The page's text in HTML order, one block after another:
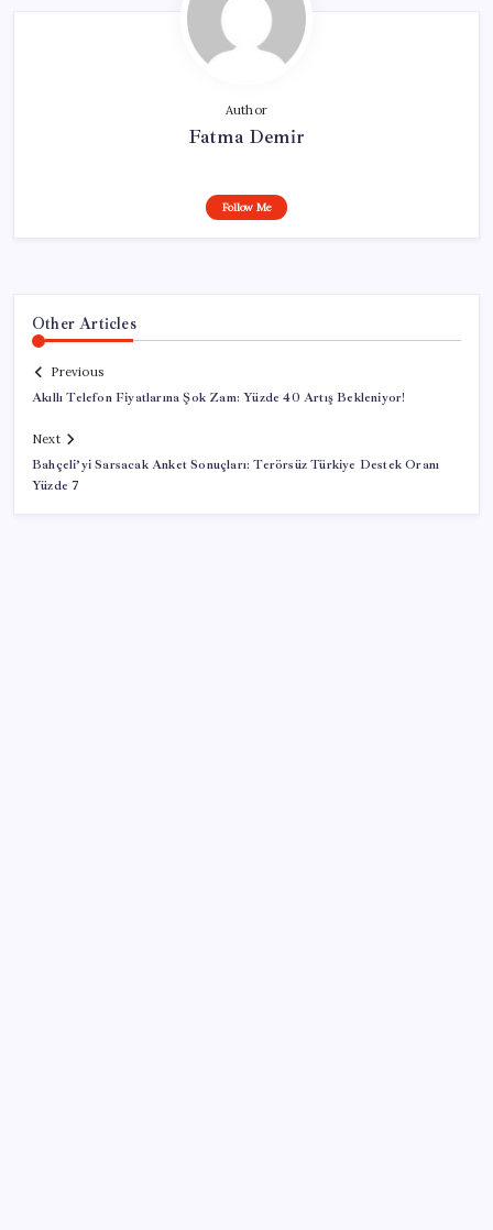
Author
Fatma Demir
Follow Me
Other Articles
Previous
Akıllı Telefon Fiyatlarına Şok Zam: Yüzde 40 Artış Bekleniyor!
Next
Bahçeli’yi Sarsacak Anket Sonuçları: Terörsüz Türkiye Destek Oranı
Yüzde 7